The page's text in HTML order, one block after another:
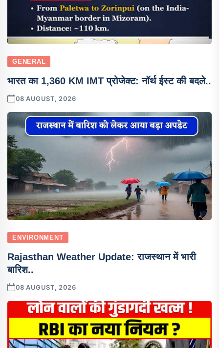
GENERAL
भारत का 1,360 KM IMT प्रोजेक्ट: नॉर्थ ईस्ट की बदले..
08 AUGUST, 2026
ENVIRONMENT
Rajasthan Weather Update: राजस्थान में भारी
बारिश..
08 AUGUST, 2026